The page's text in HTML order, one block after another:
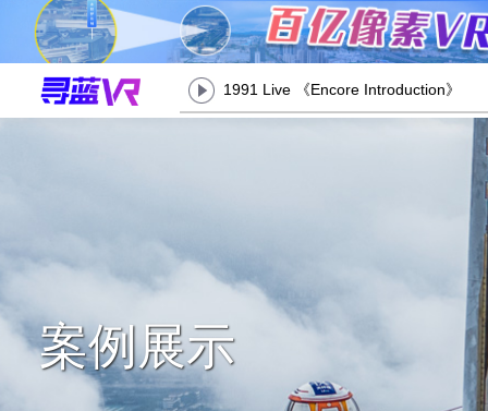
1991 Live 《Encore Introduction》
案例展示